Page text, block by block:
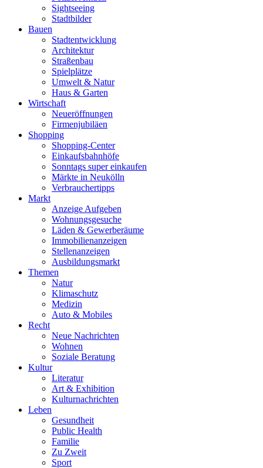
Sightseeing
Stadtbilder
Bauen
Stadtentwicklung
Architektur
Straßenbau
Spielplätze
Umwelt & Natur
Haus & Garten
Wirtschaft
Neueröffnungen
Firmenjubiläen
Shopping
Shopping-Center
Einkaufsbahnhöfe
Sonntags super einkaufen
Märkte in Neukölln
Verbrauchertipps
Markt
Anzeige Aufgeben
Wohnungsgesuche
Läden & Gewerberäume
Immobilienanzeigen
Stellenanzeigen
Ausbildungsmarkt
Themen
Natur
Klimaschutz
Medizin
Auto & Mobiles
Recht
Neue Nachrichten
Wohnen
Soziale Beratung
Kultur
Literatur
Art & Exhibition
Kulturnachrichten
Leben
Gesundheit
Public Health
Familie
Zu Zweit
Sport